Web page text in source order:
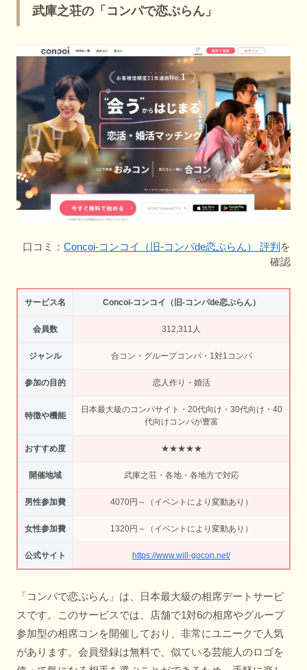
武庫之荘の「コンパで恋ぷらん」
口コミ： Concoi-コンコイ（旧-コンパde恋ぷらん） 評判 を
確認
サービス名 Concoi-コンコイ（旧-コンパde恋ぷらん）
会員数 312,311人
ジャンル 合コン・グループコンパ・1対1コンパ
参加の目的 恋人作り・婚活
特徴や機能
日本最大級のコンパサイト・20代向け・30代向け・40
代向けコンパが豊富
おすすめ度 ★★★★★
開催地域 武庫之荘・各地・各地方で対応
男性参加費 4070円～（イベントにより変動あり）
女性参加費 1320円～（イベントにより変動あり）
公式サイト https://www.will-gocon.net/
「コンパで恋ぷらん」は、日本最大級の相席デートサービ
スです。このサービスでは、店舗で1対6の相席やグループ
参加型の相席コンを開催しており、非常にユニークで人気
があります。会員登録は無料で、似ている芸能人のロゴを